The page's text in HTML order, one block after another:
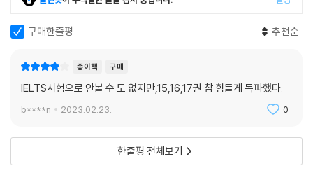
구매한줄평 추천순
종이책 구매
IELTS시험으로 안볼 수 도 없지만,15,16,17권 참 힘들게 독파했다.
b****n 2023.02.23. 0
한줄평 전체보기